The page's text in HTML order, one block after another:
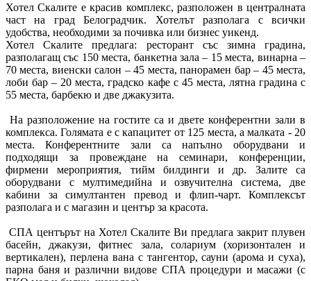
Хотел Скалите е красив комплекс, разположен в централната
част на град Белоградчик. Хотелът разполага с всички
удобства, необходими за почивка или бизнес уикенд.
Хотел Скалите предлага: ресторант със зимна градина,
разполагащ със 150 места, банкетна зала – 15 места, винарна –
70 места, виенски салон – 45 места, панорамен бар – 45 места,
лоби бар – 20 места, градско кафе с 45 места, лятна градина с
55 места, барбекю и две джакузита.
На разположение на гостите са и двете конферентни зали в
комплекса. Голямата е с капацитет от 125 места, а малката - 20
места. Конферентните зали са напълно оборудвани и
подходящи за провеждане на семинари, конференции,
фирмени мероприятия, тийм билдинги и др. Залите са
оборудвани с мултимедийна и озвучителна система, две
кабини за симултантен превод и флип-чарт. Комплексът
разполага и с магазин и център за красота.
СПА центърът на Хотел Скалите Ви предлага закрит плувен
басейн, джакузи, фитнес зала, солариум (хоризонтален и
вертикален), перлена вана с тангентор, сауни (арома и суха),
парна баня и различни видове СПА процедури и масажи (с